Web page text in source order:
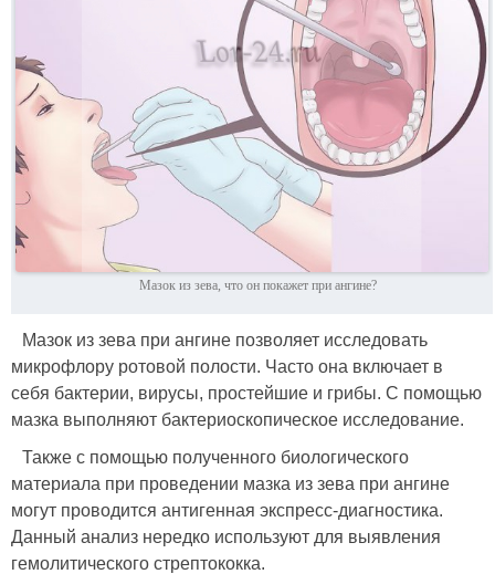
Мазок из зева, что он покажет при ангине?
Мазок из зева при ангине позволяет исследовать
микрофлору ротовой полости. Часто она включает в
себя бактерии, вирусы, простейшие и грибы. С помощью
мазка выполняют бактериоскопическое исследование.
Также с помощью полученного биологического
материала при проведении мазка из зева при ангине
могут проводится антигенная экспресс-диагностика.
Данный анализ нередко используют для выявления
гемолитического стрептококка.